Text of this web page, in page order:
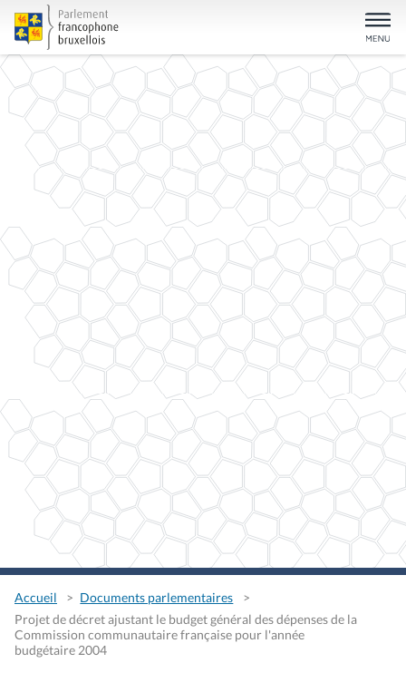
Accueil
Documents parlementaires
Projet de décret ajustant le budget général des dépenses de la
Commission communautaire française pour l'année
budgétaire 2004